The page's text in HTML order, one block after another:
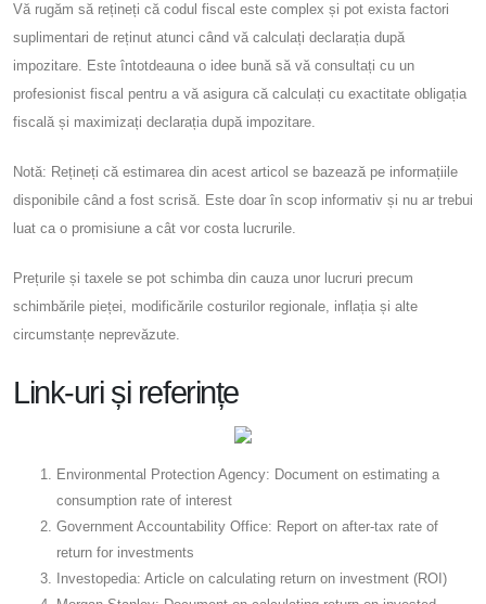
Vă rugăm să rețineți că codul fiscal este complex și pot exista factori
suplimentari de reținut atunci când vă calculați declarația după
impozitare. Este întotdeauna o idee bună să vă consultați cu un
profesionist fiscal pentru a vă asigura că calculați cu exactitate obligația
fiscală și maximizați declarația după impozitare.
Notă: Rețineți că estimarea din acest articol se bazează pe informațiile
disponibile când a fost scrisă. Este doar în scop informativ și nu ar trebui
luat ca o promisiune a cât vor costa lucrurile.
Prețurile și taxele se pot schimba din cauza unor lucruri precum
schimbările pieței, modificările costurilor regionale, inflația și alte
circumstanțe neprevăzute.
Link-uri și referințe
Environmental Protection Agency: Document on estimating a
consumption rate of interest
Government Accountability Office: Report on after-tax rate of
return for investments
Investopedia: Article on calculating return on investment (ROI)